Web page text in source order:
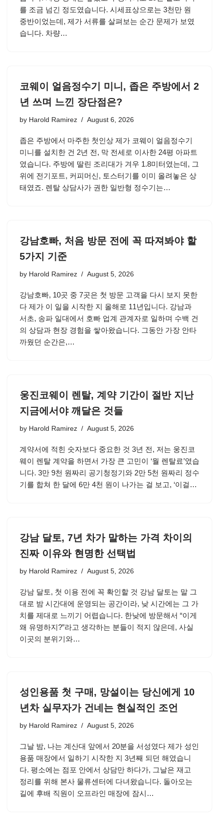
를 조금 넘긴 정도였습니다. 시세표상으로는 3천만 원
중반이었는데, 제가 서류를 살펴보는 순간 문제가 보였
습니다. 차량…
코웨이 얼음정수기 미니, 좁은 주방에서 2
년 쓰며 느낀 장단점은?
by Harold Ramirez August 6, 2026
좁은 주방에서 마주한 첫인상 제가 코웨이 얼음정수기
미니를 설치한 건 2년 전, 막 전세로 이사한 24평 아파트
였습니다. 주방에 딸린 조리대가 겨우 1.8미터였는데, 그
위에 전기포트, 커피머신, 토스터기를 이미 올려놓은 상
태였죠. 렌탈 상담사가 권한 일반형 정수기는…
강남호빠, 처음 방문 전에 꼭 따져봐야 할
5가지 기준
by Harold Ramirez August 5, 2026
강남호빠, 10곳 중 7곳은 첫 방문 고객을 다시 보지 못한
다 제가 이 일을 시작한 지 올해로 11년입니다. 강남과
서초, 송파 일대에서 호빠 업계 관계자로 일하며 수백 건
의 상담과 현장 경험을 쌓아왔습니다. 그동안 가장 안타
까웠던 순간은,…
웅진코웨이 렌탈, 계약 기간이 절반 지난
지금에서야 깨달은 것들
by Harold Ramirez August 5, 2026
계약서에 적힌 숫자보다 중요한 것 3년 전, 저는 웅진코
웨이 렌탈 계약을 하면서 가장 큰 고민이 ‘월 렌탈료’였습
니다. 3만 9천 원짜리 공기청정기와 2만 5천 원짜리 정수
기를 합쳐 한 달에 6만 4천 원이 나가는 걸 보고, ‘이걸…
강남 달토, 7년 차가 말하는 가격 차이의
진짜 이유와 현명한 선택법
by Harold Ramirez August 5, 2026
강남 달토, 첫 이용 전에 꼭 확인할 것 강남 달토는 말 그
대로 밤 시간대에 운영되는 공간이라, 낮 시간에는 그 가
치를 제대로 느끼기 어렵습니다. 한낮에 방문해서 “이게
왜 유명하지?”라고 생각하는 분들이 적지 않은데, 사실
이곳의 분위기와…
성인용품 첫 구매, 망설이는 당신에게 10
년차 실무자가 건네는 현실적인 조언
by Harold Ramirez August 5, 2026
그날 밤, 나는 계산대 앞에서 20분을 서성였다 제가 성인
용품 매장에서 일하기 시작한 지 3년째 되던 해였습니
다. 평소에는 점포 안에서 상담만 하다가, 그날은 재고
정리를 위해 본사 물류센터에 다녀왔습니다. 돌아오는
길에 후배 직원이 오프라인 매장에 잠시…